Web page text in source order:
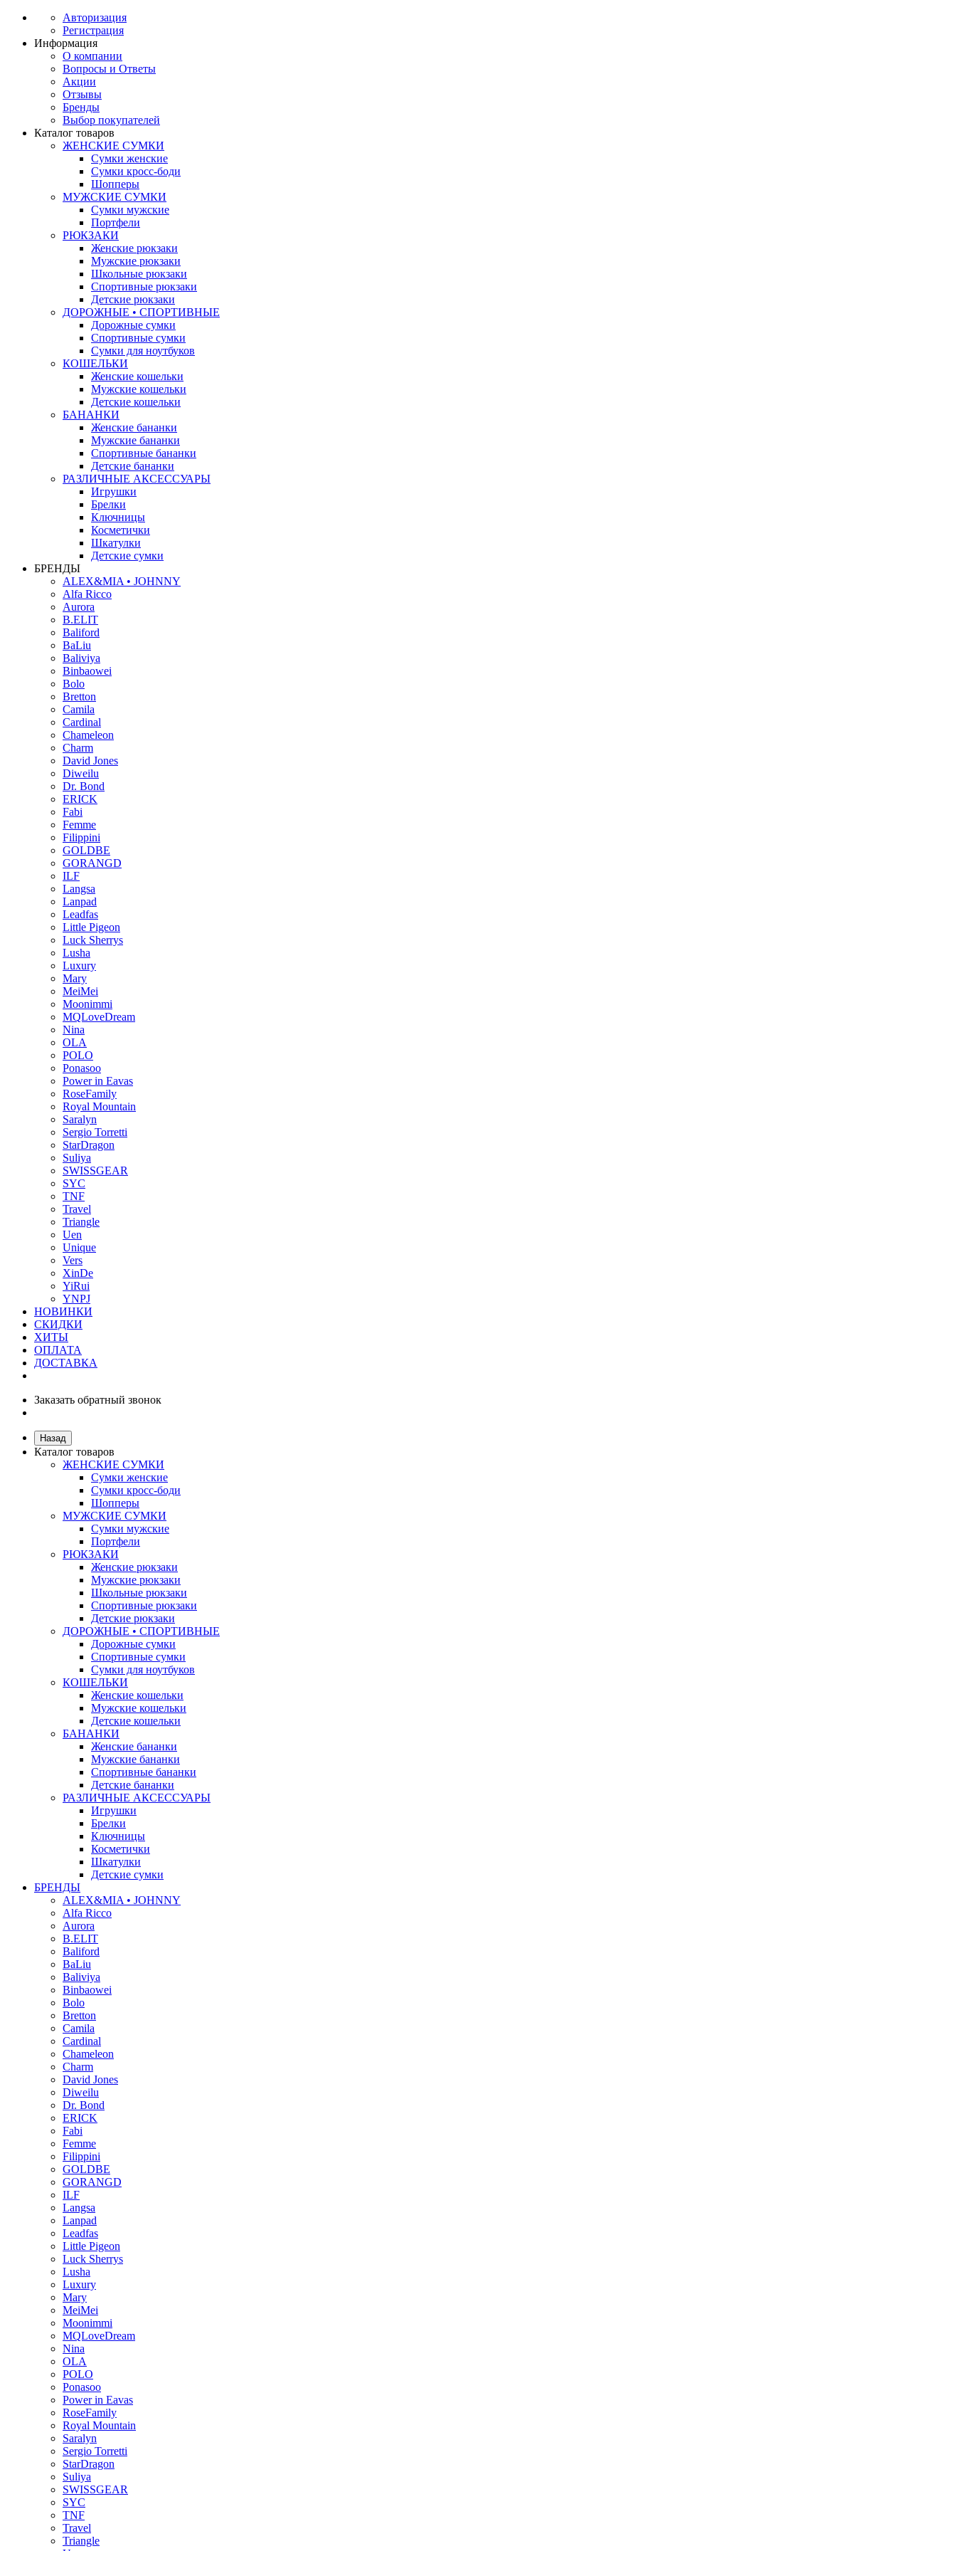
Авторизация
Регистрация
Информация
О компании
Вопросы и Ответы
Акции
Отзывы
Бренды
Выбор покупателей
Каталог товаров
ЖЕНСКИЕ СУМКИ
Сумки женские
Сумки кросс-боди
Шопперы
МУЖСКИЕ СУМКИ
Сумки мужские
Портфели
РЮКЗАКИ
Женские рюкзаки
Мужские рюкзаки
Школьные рюкзаки
Спортивные рюкзаки
Детские рюкзаки
ДОРОЖНЫЕ • СПОРТИВНЫЕ
Дорожные сумки
Спортивные сумки
Сумки для ноутбуков
КОШЕЛЬКИ
Женские кошельки
Мужские кошельки
Детские кошельки
БАНАНКИ
Женские бананки
Мужские бананки
Спортивные бананки
Детские бананки
РАЗЛИЧНЫЕ АКСЕССУАРЫ
Игрушки
Брелки
Ключницы
Косметички
Шкатулки
Детские сумки
БРЕНДЫ
ALEX&MIA • JOHNNY
Alfa Ricco
Aurora
B.ELIT
Baliford
BaLiu
Baliviya
Binbaowei
Bolo
Bretton
Camila
Cardinal
Chameleon
Charm
David Jones
Diweilu
Dr. Bond
ERICK
Fabi
Femme
Filippini
GOLDBE
GORANGD
ILF
Langsa
Lanpad
Leadfas
Little Pigeon
Luck Sherrys
Lusha
Luxury
Mary
MeiMei
Moonimmi
MQLoveDream
Nina
OLA
POLO
Ponasoo
Power in Eavas
RoseFamily
Royal Mountain
Saralyn
Sergio Torretti
StarDragon
Suliya
SWISSGEAR
SYC
TNF
Travel
Triangle
Uen
Unique
Vers
XinDe
YiRui
YNPJ
НОВИНКИ
СКИДКИ
ХИТЫ
ОПЛАТА
ДОСТАВКА
Заказать обратный звонок
Назад
Каталог товаров
ЖЕНСКИЕ СУМКИ
Сумки женские
Сумки кросс-боди
Шопперы
МУЖСКИЕ СУМКИ
Сумки мужские
Портфели
РЮКЗАКИ
Женские рюкзаки
Мужские рюкзаки
Школьные рюкзаки
Спортивные рюкзаки
Детские рюкзаки
ДОРОЖНЫЕ • СПОРТИВНЫЕ
Дорожные сумки
Спортивные сумки
Сумки для ноутбуков
КОШЕЛЬКИ
Женские кошельки
Мужские кошельки
Детские кошельки
БАНАНКИ
Женские бананки
Мужские бананки
Спортивные бананки
Детские бананки
РАЗЛИЧНЫЕ АКСЕССУАРЫ
Игрушки
Брелки
Ключницы
Косметички
Шкатулки
Детские сумки
БРЕНДЫ
ALEX&MIA • JOHNNY
Alfa Ricco
Aurora
B.ELIT
Baliford
BaLiu
Baliviya
Binbaowei
Bolo
Bretton
Camila
Cardinal
Chameleon
Charm
David Jones
Diweilu
Dr. Bond
ERICK
Fabi
Femme
Filippini
GOLDBE
GORANGD
ILF
Langsa
Lanpad
Leadfas
Little Pigeon
Luck Sherrys
Lusha
Luxury
Mary
MeiMei
Moonimmi
MQLoveDream
Nina
OLA
POLO
Ponasoo
Power in Eavas
RoseFamily
Royal Mountain
Saralyn
Sergio Torretti
StarDragon
Suliya
SWISSGEAR
SYC
TNF
Travel
Triangle